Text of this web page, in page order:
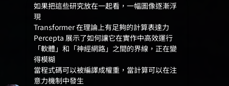
如果把這些研究放在一起看，一幅圖像逐漸浮
現
Transformer 在理論上有足夠的計算表達力
Percepta 展示了如何讓它在實作中高效運行
「軟體」和「神經網路」之間的界線，正在變
得模糊
當程式碼可以被編譯成權重，當計算可以在注
意力機制中發生